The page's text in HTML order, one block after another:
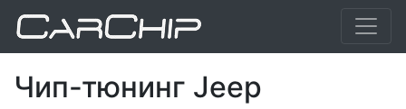
Чип-тюнинг Jeep